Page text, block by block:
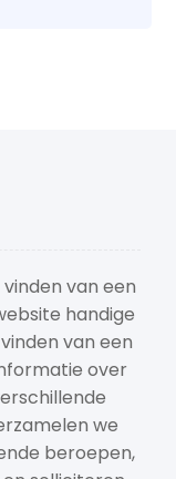
van een
handige
van een
over
we
beroepen,